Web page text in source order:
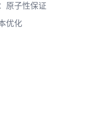
原子性保证
优化